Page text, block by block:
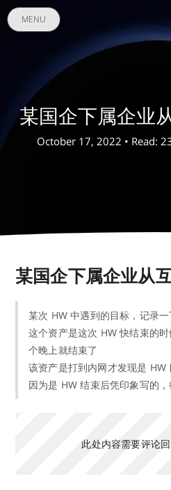
MENU
某国企下属企业
October 17, 2022 • Read:
某国企下属企业从
某次 HW 中遇到的目标，记录
这个资产是这次 HW 快结束的
个晚上就结束了
该资产是打到内网才发现是 HW
因为是 HW 结束后凭印象写的
此处内容需要评论